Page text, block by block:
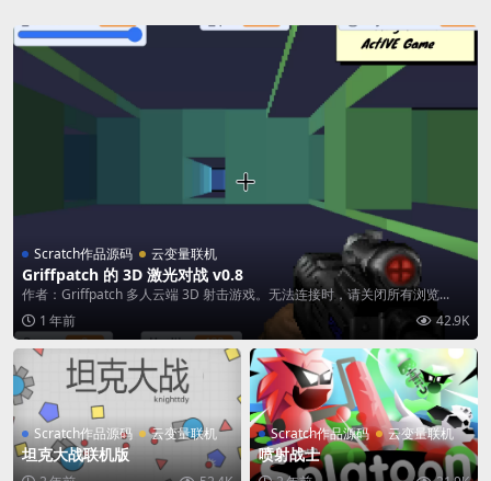
Scratch作品源码 云变量联机
Griffpatch 的 3D 激光对战 v0.8
作者：Griffpatch 多人云端 3D 射击游戏。无法连接时，请关闭所有浏览...
1 年前
42.9K
Scratch作品源码 云变量联机
坦克大战联机版
Scratch作品源码 云变量联机
喷射战士